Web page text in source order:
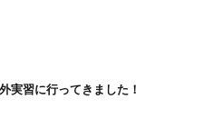
習に行ってきました！